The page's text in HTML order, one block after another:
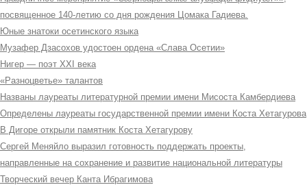
посвященное 140-летию со дня рождения Цомака Гадиева.
Юные знатоки осетинского языка
Музафер Дзасохов удостоен ордена «Слава Осетии»
Нигер — поэт XXI века
«Разноцветье» талантов
Названы лауреаты литературной премии имени Мисоста Камбердиева
Определены лауреаты государственной премии имени Коста Хетагурова
В Дигоре открыли памятник Коста Хетагурову
Сергей Меняйло выразил готовность поддержать проекты,
направленные на сохранение и развитие национальной литературы
Творческий вечер Канта Ибрагимова